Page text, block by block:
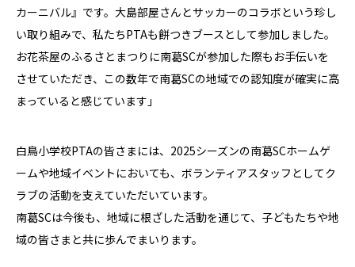
カーニバル』です。大島部屋さんとサッカーのコラボという珍し
い取り組みで、私たちPTAも餅つきブースとして参加しました。
お花茶屋のふるさとまつりに南葛SCが参加した際もお手伝いを
させていただき、この数年で南葛SCの地域での認知度が確実に高
まっていると感じています」
白鳥小学校PTAの皆さまには、2025シーズンの南葛SCホームゲ
ームや地域イベントにおいても、ボランティアスタッフとしてク
ラブの活動を支えていただいています。
南葛SCは今後も、地域に根ざした活動を通じて、子どもたちや地
域の皆さまと共に歩んでまいります。